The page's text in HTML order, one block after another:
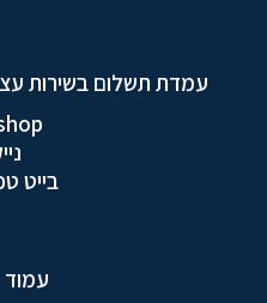
עמדת תשלום בשירות
בייט
עמוד